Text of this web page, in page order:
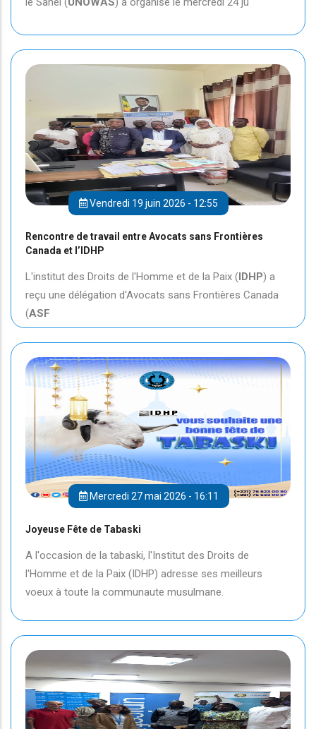
Vendredi 19 juin 2026 - 12:55
Rencontre de travail entre Avocats sans Frontières
Canada et l’IDHP
L'institut des Droits de l'Homme et de la Paix (IDHP) a
reçu une délégation d'Avocats sans Frontières Canada
(ASF
Mercredi 27 mai 2026 - 16:11
Joyeuse Fête de Tabaski
A l'occasion de la tabaski, l'Institut des Droits de
l'Homme et de la Paix (IDHP) adresse ses meilleurs
voeux à toute la communaute musulmane.